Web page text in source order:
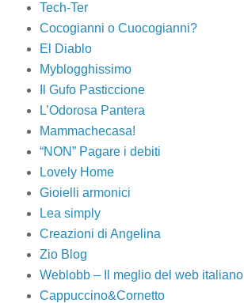
Tech-Ter
Cocogianni o Cuocogianni?
El Diablo
Myblogghissimo
Il Gufo Pasticcione
L’Odorosa Pantera
Mammachecasa!
“NON” Pagare i debiti
Lovely Home
Gioielli armonici
Lea simply
Creazioni di Angelina
Zio Blog
Weblobb – Il meglio del web italiano
Cappuccino&Cornetto